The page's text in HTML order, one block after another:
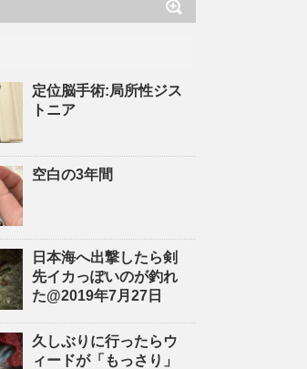
定位脳手術:局所性ジス
トニア
空白の3年間
日本海へ出撃したら剣
先イカっぽいのが釣れ
た@2019年7月27日
久しぶりに行ったらウ
ィードが「もっさり」